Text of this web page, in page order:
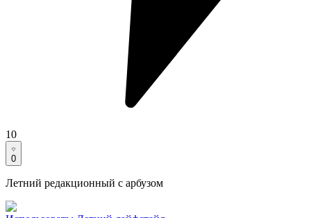
10
0
Летний редакционный с арбузом